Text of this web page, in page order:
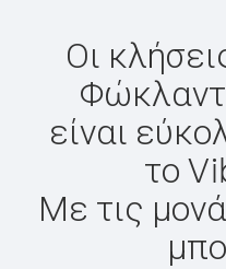
Οι
είναι
το
Με τις